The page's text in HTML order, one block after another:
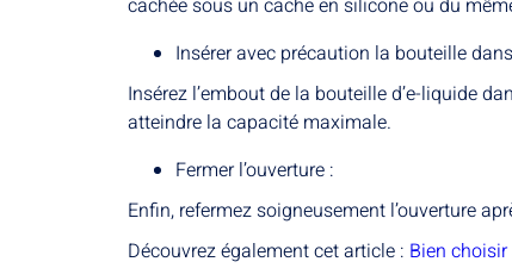
cachée sous un cache en silicone ou du
Insérer avec précaution la bouteille
Insérez l’embout de la bouteille d’e-liquide
atteindre la capacité maximale.
Fermer l’ouverture :
Enfin, refermez soigneusement l’ouverture
Découvrez également cet article : Bien